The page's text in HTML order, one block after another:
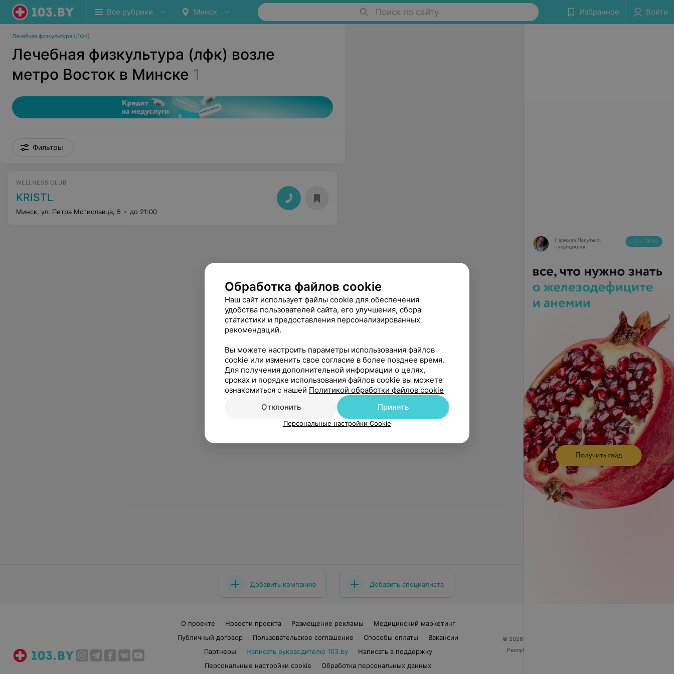
Все рубрики Минск Поиск по сайту Избранное Войти
Лечебная физкультура (ЛФК)
Лечебная физкультура (лфк) возле
метро Восток в Минске 1
Фильтры
WELLNESS CLUB
KRISTL
Минск, ул. Петра Мстиславца, 5 до 21:00
Добавить компанию Добавить специалиста
О проекте Новости проекта Размещение рекламы
Медицинский маркетинг
Публичный договор
Пользовательское соглашение Способы оплаты
Вакансии
Партнеры
Написать руководителю 103.by
Написать в поддержку
Персональные настройки cookie
Обработка персональных данных
© 2026 ООО «Артокс Лаб», УНП 191700409
Республика Беларусь, г. Минск, улица Толбухина, 2,
Обработка файлов cookie
Наш сайт использует файлы cookie для обеспечения
удобства пользователей сайта, его улучшения, сбора
статистики и предоставления персонализированных
рекомендаций.
Вы можете настроить параметры использования файлов
cookie или изменить свое согласие в более позднее время.
Для получения дополнительной информации о целях,
сроках и порядке использования файлов cookie вы можете
ознакомиться с нашей Политикой обработки файлов cookie
Отклонить
Принять
Персональные настройки Cookie